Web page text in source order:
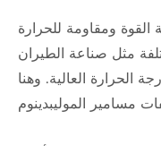
القوة ومقاومة للحرارة
مثل صناعة الطيران
الحرارة العالية. وهنا